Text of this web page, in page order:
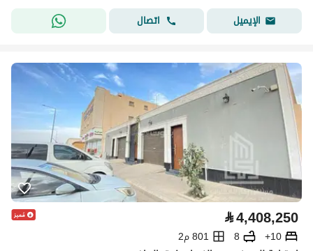
الإيميل
اتصال
⃁4,408,250
10+
8
801 م2